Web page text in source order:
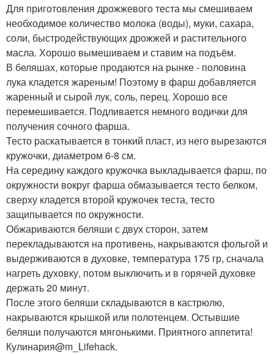
Для приготовления дрожжевого теста мы смешиваем
необходимое количество молока (воды), муки, сахара,
соли, быстродействующих дрожжей и растительного
масла. Хорошо вымешиваем и ставим на подъём.
В беляшах, которые продаются на рынке - половина
лука кладется жареным! Поэтому в фарш добавляется
жаренный и сырой лук, соль, перец. Хорошо все
перемешивается. Подливается немного водички для
получения сочного фарша.
Тесто раскатывается в тонкий пласт, из него вырезаются
кружочки, диаметром 6-8 см.
На середину каждого кружочка выкладывается фарш, по
окружности вокруг фарша обмазывается тесто белком,
сверху кладется второй кружочек теста, тесто
защипывается по окружности.
Обжариваются беляши с двух сторон, затем
перекладываются на противень, накрываются фольгой и
выдерживаются в духовке, температура 175 гр, сначала
нагреть духовку, потом выключить и в горячей духовке
держать 20 минут.
После этого беляши складываются в кастрюлю,
накрываются крышкой или полотенцем. Остывшие
беляши получаются мягонькими. Приятного аппетита!
Кулинария@m_Lifehack.